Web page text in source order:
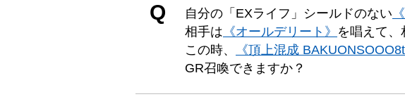
Q 自分の「EXライフ」シールドのない
相手は 《オールデリート》 を唱えて、
この時、
《頂上混成
GR召喚できますか？